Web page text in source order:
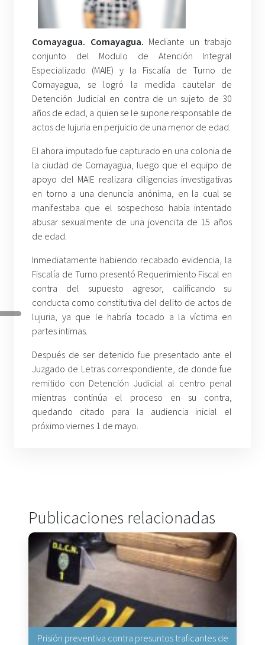
Comayagua. Comayagua. Mediante un trabajo
conjunto del Modulo de Atención Integral
Especializado (MAIE) y la Fiscalía de Turno de
Comayagua, se logró la medida cautelar de
Detención Judicial en contra de un sujeto de 30
años de edad, a quien se le supone responsable de
actos de lujuria en perjuicio de una menor de edad.
El ahora imputado fue capturado en una colonia de
la ciudad de Comayagua, luego que el equipo de
apoyo del MAIE realizara diligencias investigativas
en torno a una denuncia anónima, en la cual se
manifestaba que el sospechoso había intentado
abusar sexualmente de una jovencita de 15 años
de edad.
Inmediatamente habiendo recabado evidencia, la
Fiscalía de Turno presentó Requerimiento Fiscal en
contra del supuesto agresor, calificando su
conducta como constitutiva del delito de actos de
lujuria, ya que le habría tocado a la víctima en
partes intimas.
Después de ser detenido fue presentado ante el
Juzgado de Letras correspondiente, de donde fue
remitido con Detención Judicial al centro penal
mientras continúa el proceso en su contra,
quedando citado para la audiencia inicial el
próximo viernes 1 de mayo.
Publicaciones relacionadas
Prisión preventiva contra presuntos traficantes de